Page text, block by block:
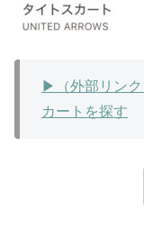
▶︎（外部リンク
カートを探す